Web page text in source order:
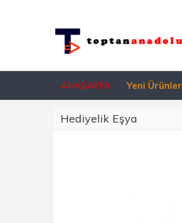
ANASAYFA Yeni Ürünler
Hediyelik Eşya